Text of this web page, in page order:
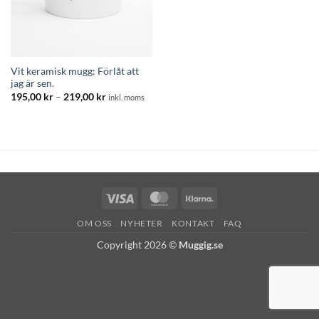
Vit keramisk mugg: Förlåt att
jag är sen.
195,00 kr – 219,00 krPrisintervall:
inkl. moms
Visa MasterCard
OM OSS NYHETER KONTAKT FAQ
Copyright 2026 © Muggig.se